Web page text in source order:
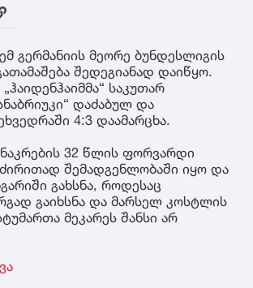
გერმანიის მეორე ბუნდესლიგის
შედეგიანად დაიწყო.
საკუთარ
დაძაბულ და
4:3 დაამარცხა.
32 წლის ფორვარდი
შემადგენლობაში იყო და
გახსნა, როდესაც
გაიხსნა და მარსელ კოსტლის
მეკარეს შანსი არ